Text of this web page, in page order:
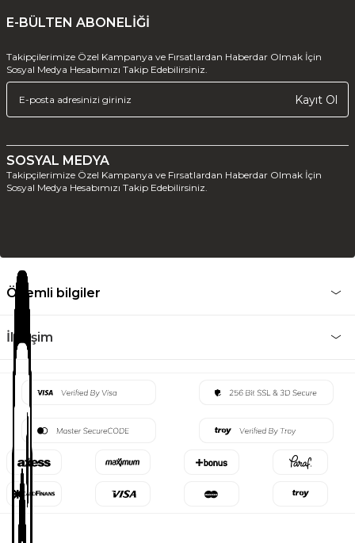
E-BÜLTEN ABONELİĞİ
Takipçilerimize Özel Kampanya ve Fırsatlardan Haberdar Olmak İçin
Sosyal Medya Hesabımızı Takip Edebilirsiniz.
Kayıt Ol
SOSYAL MEDYA
Takipçilerimize Özel Kampanya ve Fırsatlardan Haberdar Olmak İçin
Sosyal Medya Hesabımızı Takip Edebilirsiniz.
Önemli bilgiler
İletişim